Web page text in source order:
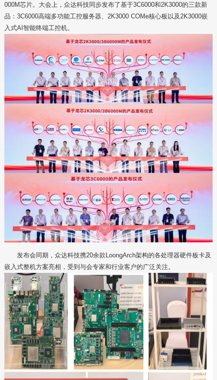
000M芯片。大会上，众达科技同步发布了基于3C6000和2K3000的三款新
品：3C6000高端多功能工控服务器、2K3000 COMe核心板以及2K3000嵌
入式AI智能终端工控机。
发布会同期，众达科技携20余款LoongArch架构的各处理器硬件板卡及
嵌入式整机方案亮相，受到与会专家和行业客户的广泛关注。